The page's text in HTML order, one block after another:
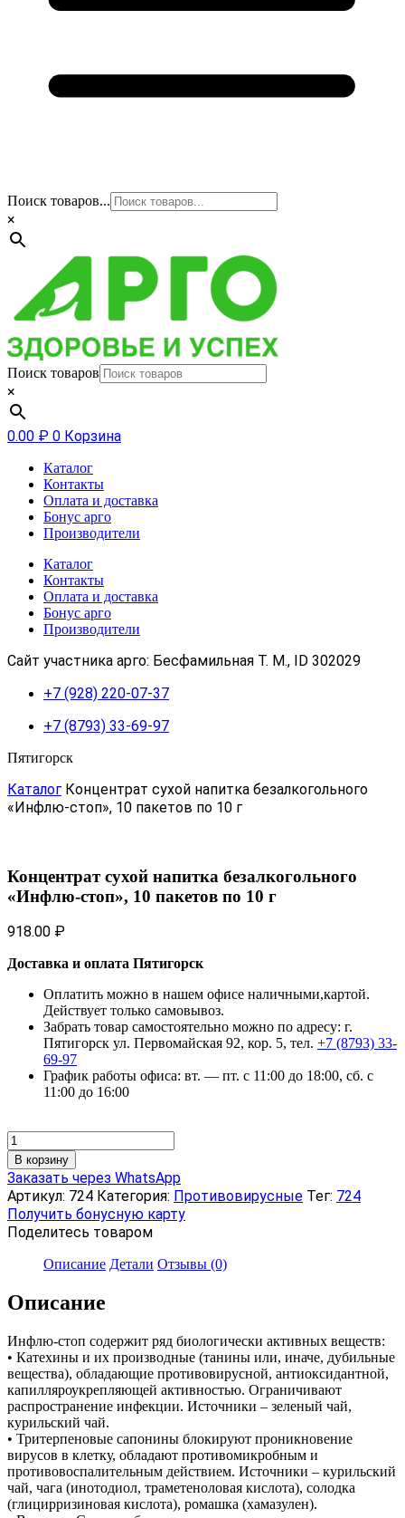
Поиск товаров...
×
Поиск товаров
×
0.00 ₽ 0 Корзина
Каталог
Контакты
Оплата и доставка
Бонус арго
Производители
Каталог
Контакты
Оплата и доставка
Бонус арго
Производители
Сайт участника арго: Бесфамильная Т. М., ID 302029
+7 (928) 220-07-37
+7 (8793) 33-69-97
Пятигорск
Каталог Концентрат сухой напитка безалкогольного
«Инфлю-стоп», 10 пакетов по 10 г
Концентрат сухой напитка безалкогольного
«Инфлю-стоп», 10 пакетов по 10 г
918.00 ₽
Доставка и оплата Пятигорск
Оплатить можно в нашем офисе наличными,картой.
Действует только самовывоз.
Забрать товар самостоятельно можно по адресу: г.
Пятигорск ул. Первомайская 92, кор. 5, тел. +7 (8793) 33-
69-97
График работы офиса: вт. — пт. с 11:00 до 18:00, сб. с
11:00 до 16:00
Количество
товара
Концентрат
сухой
напитка
безалкогольного
«Инфлю-
по
г
В корзину
Заказать через WhatsApp
Артикул: 724 Категория: Противовирусные Тег: 724
Получить бонусную карту
Поделитесь товаром
Описание Детали Отзывы (0)
Описание
Инфлю-стоп содержит ряд биологически активных веществ:
• Катехины и их производные (танины или, иначе, дубильные
вещества), обладающие противовирусной, антиоксидантной,
капилляроукрепляющей активностью. Ограничивают
распространение инфекции. Источники – зеленый чай,
курильский чай.
• Тритерпеновые сапонины блокируют проникновение
вирусов в клетку, обладают противомикробным и
противовоспалительным действием. Источники – курильский
чай, чага (инотодиол, траметеноловая кислота), солодка
(глицирризиновая кислота), ромашка (хамазулен).